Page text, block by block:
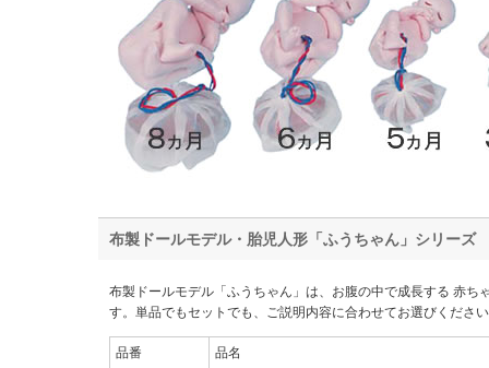
布製ドールモデル・胎児人形「ふうちゃん」シリーズ
布製ドールモデル「ふうちゃん」は、お腹の中で成長する 赤ち
す。単品でもセットでも、ご説明内容に合わせてお選びくださ
品番 品名